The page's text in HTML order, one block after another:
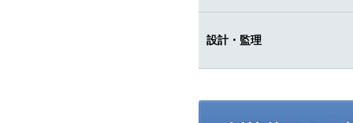
設計・監理